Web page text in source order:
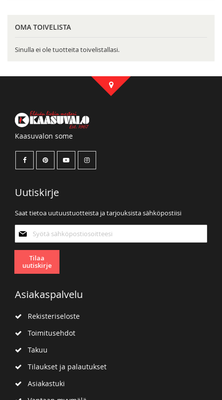
OMA TOIVELISTA
Sinulla ei ole tuotteita toivelistallasi.
Kaasuvalon some
Uutiskirje
Saat tietoa uutuustuotteista ja tarjouksista sähköpostiisi
uutiskirjeemme:
Tilaa
uutiskirje
Asiakaspalvelu
Rekisteriseloste
Toimitusehdot
Takuu
Tilaukset ja palautukset
Asiakastuki